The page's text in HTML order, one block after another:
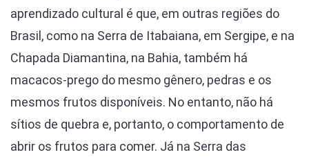
aprendizado cultural é que, em outras regiões do
Brasil, como na Serra de Itabaiana, em Sergipe, e na
Chapada Diamantina, na Bahia, também há
macacos-prego do mesmo gênero, pedras e os
mesmos frutos disponíveis. No entanto, não há
sítios de quebra e, portanto, o comportamento de
abrir os frutos para comer. Já na Serra das